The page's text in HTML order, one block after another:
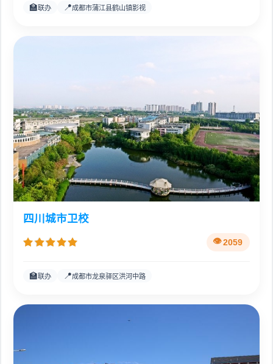
🏫联办 📍成都市蒲江县鹤山镇影视
四川城市卫校
2059
🏫联办 📍成都市龙泉驿区洪河中路